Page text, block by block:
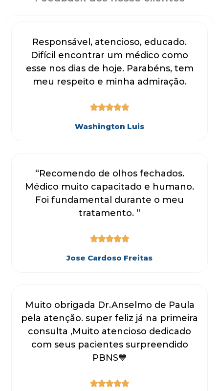
Responsável, atencioso, educado.
Difícil encontrar um médico como
esse nos dias de hoje. Parabéns, tem
meu respeito e minha admiração.

Washington Luis
“Recomendo de olhos fechados.
Médico muito capacitado e humano.
Foi fundamental durante o meu
tratamento. “

Jose Cardoso Freitas
Muito obrigada Dr.Anselmo de Paula
pela atenção. super feliz já na primeira
consulta ,Muito atencioso dedicado
com seus pacientes surpreendido
PBNS💙
